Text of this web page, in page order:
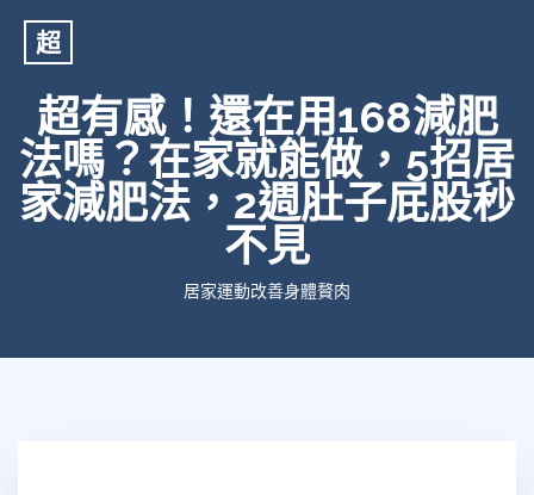
超
超有感！還在用168減肥
法嗎？在家就能做，5招居
家減肥法，2週肚子屁股秒
不見
居家運動改善身體贅肉